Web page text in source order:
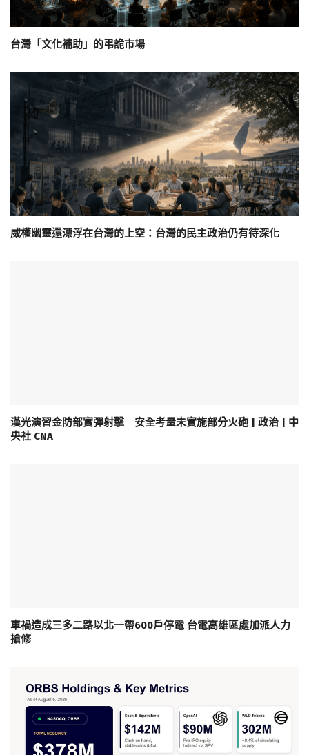
台灣「文化補助」的弔詭市場
威權幽靈還漂浮在台灣的上空：台灣的民主政治仍有待深化
漢光演習金防部實彈射擊 安全考量未實施部分火砲 | 政治 | 中
央社 CNA
車禍造成三多二路以北一帶600戶停電 台電高雄區處加派人力
搶修